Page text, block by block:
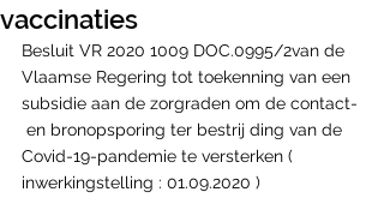
vaccinaties
Besluit VR 2020 1009 DOC.0995/2van de
Vlaamse Regering tot toekenning van een
subsidie aan de zorgraden om de contact-
en bronopsporing ter bestrij ding van de
Covid-19-pandemie te versterken (
inwerkingstelling : 01.09.2020 )